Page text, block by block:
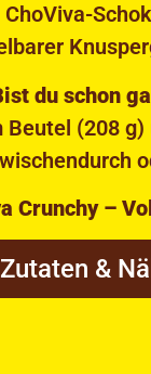
du schon
(208
Crunchy –
Zutaten &